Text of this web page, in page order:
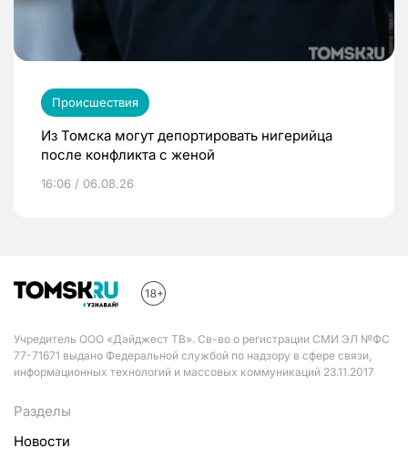
Происшествия
Из Томска могут депортировать нигерийца
после конфликта с женой
16:06 / 06.08.26
Учредитель ООО «Дайджест ТВ». Св-во о регистрации СМИ ЭЛ №ФС
77-71671 выдано Федеральной службой по надзору в сфере связи,
информационных технологий и массовых коммуникаций 23.11.2017
Разделы
Новости